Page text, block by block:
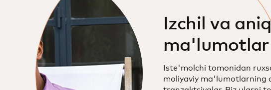
Izchil va aniq
ma'lumotlar
Iste'molchi tomonidan
moliyaviy ma'lumotlarning